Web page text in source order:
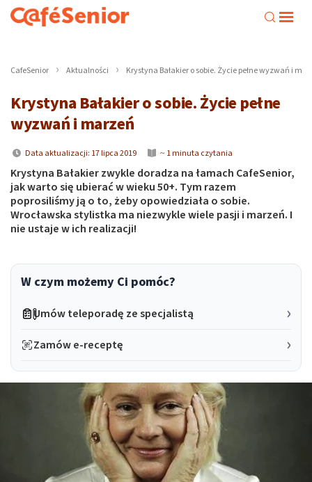
CafeSenior Aktualności Krystyna Bałakier o sobie. Życie pełne wyzwań i
Krystyna Bałakier o sobie. Życie pełne
wyzwań i marzeń
Data aktualizacji: 17 lipca 2019 ~ 1 minuta czytania
Krystyna Bałakier zwykle doradza na łamach CafeSenior,
jak warto się ubierać w wieku 50+. Tym razem
poprosiliśmy ją o to, żeby opowiedziała o sobie.
Wrocławska stylistka ma niezwykle wiele pasji i marzeń. I
nie ustaje w ich realizacji!
W czym możemy Ci pomóc?
Umów teleporadę ze specjalistą
Zamów e-receptę